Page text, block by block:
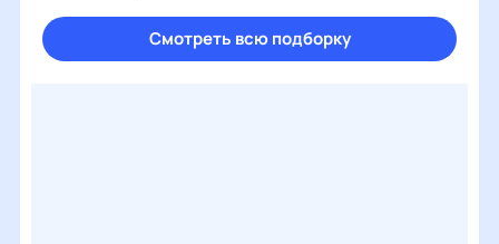
Смотреть всю подборку